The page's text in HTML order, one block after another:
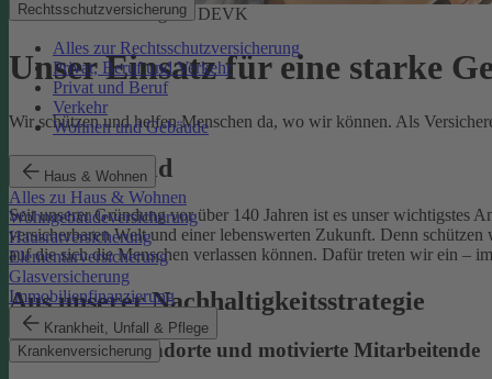
Rechtsschutzversicherung
Alles zur Rechtsschutzversicherung
Privat, Beruf und Verkehr
Privat und Beruf
Verkehr
Wohnen und Gebäude
Haus & Wohnen
Alles zu Haus & Wohnen
Wohngebäudeversicherung
Hausratversicherung
Elementarversicherung
Glasversicherung
Immobilienfinanzierung
Krankheit, Unfall & Pflege
Krankenversicherung
Soziale Verantwortung der DEVK
Unser Einsatz für eine starke
Wir schützen und helfen Menschen da, wo wir können. Als
Unser Leitbild
Seit unserer Gründung vor über 140 Jahren ist es unser wichtigstes
versicherbaren Welt und einer lebenswerten Zukunft. Denn
auf die sich die Menschen verlassen können. Dafür treten wir ein –
Aus unserer Nachhaltigkeitsstrategie
Nachhaltige Standorte und motivierte Mitarbeitende